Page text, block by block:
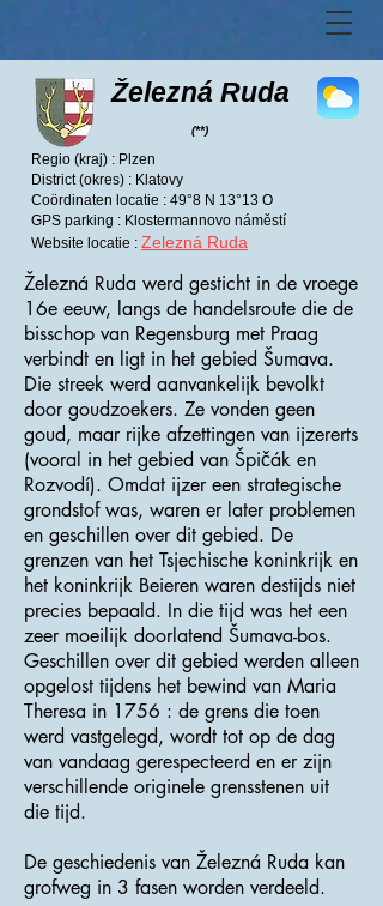
Železná Ruda
(**)
Regio (kraj) : Plzen
District (okres) : Klatovy
Coördinaten locatie : 49°8 N 13°13 O
GPS parking : Klostermannovo náměstí
Website locatie : Zelezná Ruda
Železná Ruda werd gesticht in de vroege
16e eeuw, langs de handelsroute die de
bisschop van Regensburg met Praag
verbindt en ligt in het gebied Šumava.
Die streek werd aanvankelijk bevolkt
door goudzoekers. Ze vonden geen
goud, maar rijke afzettingen van ijzererts
(vooral in het gebied van Špičák en
Rozvodí). Omdat ijzer een strategische
grondstof was, waren er later problemen
en geschillen over dit gebied. De
grenzen van het Tsjechische koninkrijk en
het koninkrijk Beieren waren destijds niet
precies bepaald. In die tijd was het een
zeer moeilijk doorlatend Šumava-bos.
Geschillen over dit gebied werden alleen
opgelost tijdens het bewind van Maria
Theresa in 1756 : de grens die toen
werd vastgelegd, wordt tot op de dag
van vandaag gerespecteerd en er zijn
verschillende originele grensstenen uit
die tijd.
De geschiedenis van Železná Ruda kan
grofweg in 3 fasen worden verdeeld.